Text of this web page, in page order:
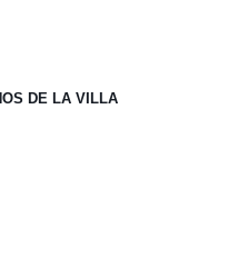
DE LA VILLA